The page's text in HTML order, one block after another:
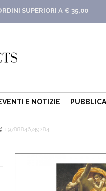
SUPERIORI A € 35,00
EVENTI E NOTIZIE
9788846749284